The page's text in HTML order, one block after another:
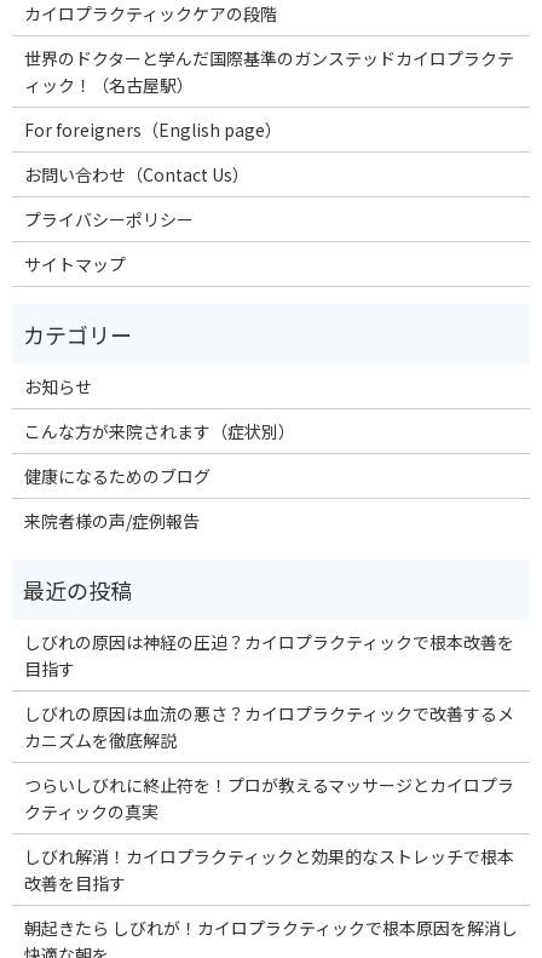
カイロプラクティックケアの段階
世界のドクターと学んだ国際基準のガンステッドカイロプラクテ
ィック！（名古屋駅）
For foreigners（English page）
お問い合わせ（Contact Us）
プライバシーポリシー
サイトマップ
お知らせ
こんな方が来院されます（症状別）
健康になるためのブログ
来院者様の声/症例報告
しびれの原因は神経の圧迫？カイロプラクティックで根本改善を
目指す
しびれの原因は血流の悪さ？カイロプラクティックで改善するメ
カニズムを徹底解説
つらいしびれに終止符を！プロが教えるマッサージとカイロプラ
クティックの真実
しびれ解消！カイロプラクティックと効果的なストレッチで根本
改善を目指す
朝起きたら しびれが！カイロプラクティックで根本原因を解消し